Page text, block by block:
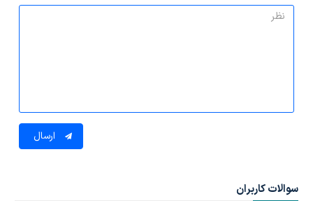
ارسال
سوالات کاربران